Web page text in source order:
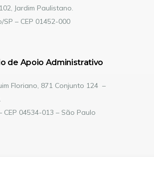
Jardim Paulistano.
SP – CEP 01452-000
de Apoio Administrativo
Floriano, 871 Conjunto 124 –
CEP 04534-013 – São Paulo